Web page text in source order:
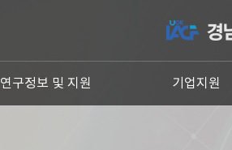
연구정보 및 지원 기업지원